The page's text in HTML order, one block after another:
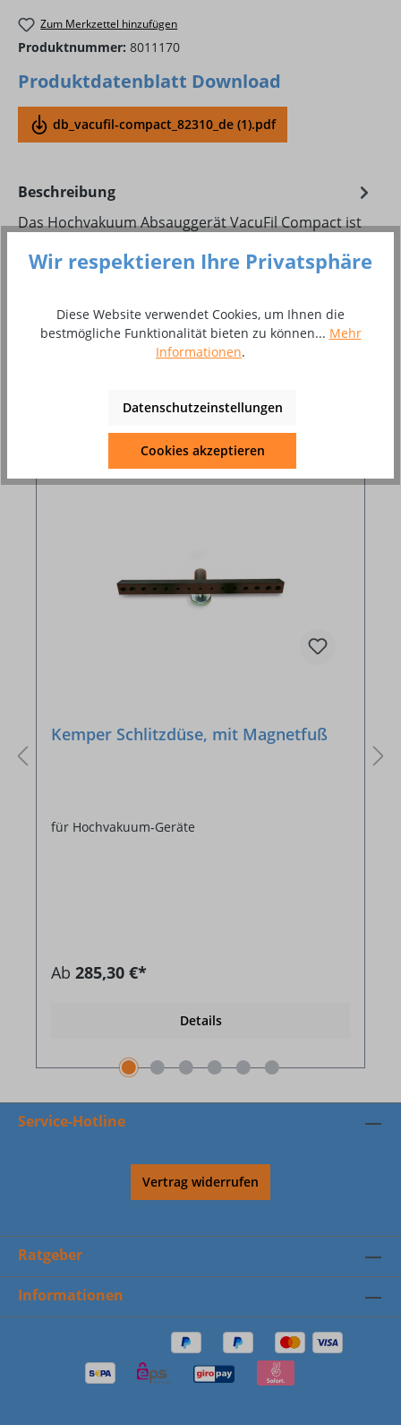
Zum Merkzettel hinzufügen
Produktnummer: 8011170
Produktdatenblatt Download
db_vacufil-compact_82310_de (1).pdf
Beschreibung
Das Hochvakuum Absauggerät VacuFil Compact ist
ausgelegt. Es verfügt über einen…Mehr
Produktgalerie überspringen
Kemper Schlitzdüse, mit Magnetfuß
für Hochvakuum-Geräte
Ab 285,30 €*
Details
Service-Hotline
Vertrag widerrufen
Ratgeber
Informationen
Wir respektieren Ihre Privatsphäre
Diese Website verwendet Cookies, um Ihnen die
bestmögliche Funktionalität bieten zu können... Mehr
Informationen.
Datenschutzeinstellungen
Cookies akzeptieren